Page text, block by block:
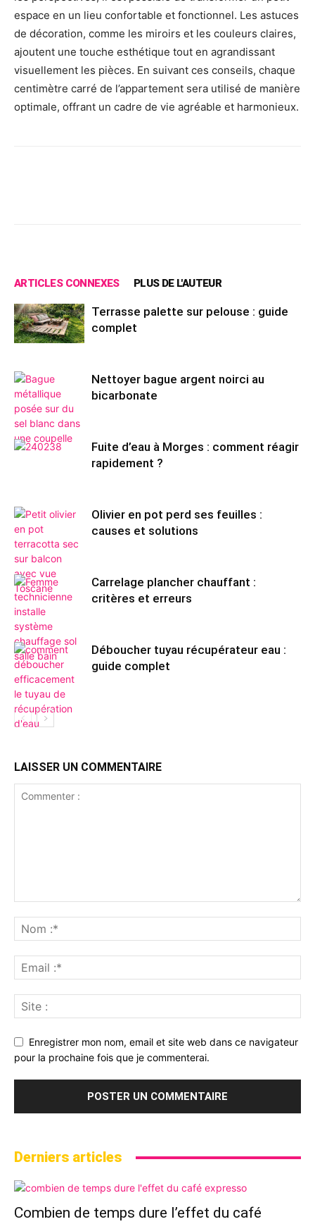
espace en un lieu confortable et fonctionnel. Les astuces
de décoration, comme les miroirs et les couleurs claires,
ajoutent une touche esthétique tout en agrandissant
visuellement les pièces. En suivant ces conseils, chaque
centimètre carré de l’appartement sera utilisé de manière
optimale, offrant un cadre de vie agréable et harmonieux.
ARTICLES CONNEXES PLUS DE L'AUTEUR
Terrasse palette sur pelouse : guide
complet
Nettoyer bague argent noirci au
bicarbonate
Fuite d’eau à Morges : comment réagir
rapidement ?
Olivier en pot perd ses feuilles :
causes et solutions
Carrelage plancher chauffant :
critères et erreurs
Déboucher tuyau récupérateur eau :
guide complet
LAISSER UN COMMENTAIRE
Enregistrer mon nom, email et site web dans ce navigateur
pour la prochaine fois que je commenterai.
Derniers articles
Combien de temps dure l’effet du café